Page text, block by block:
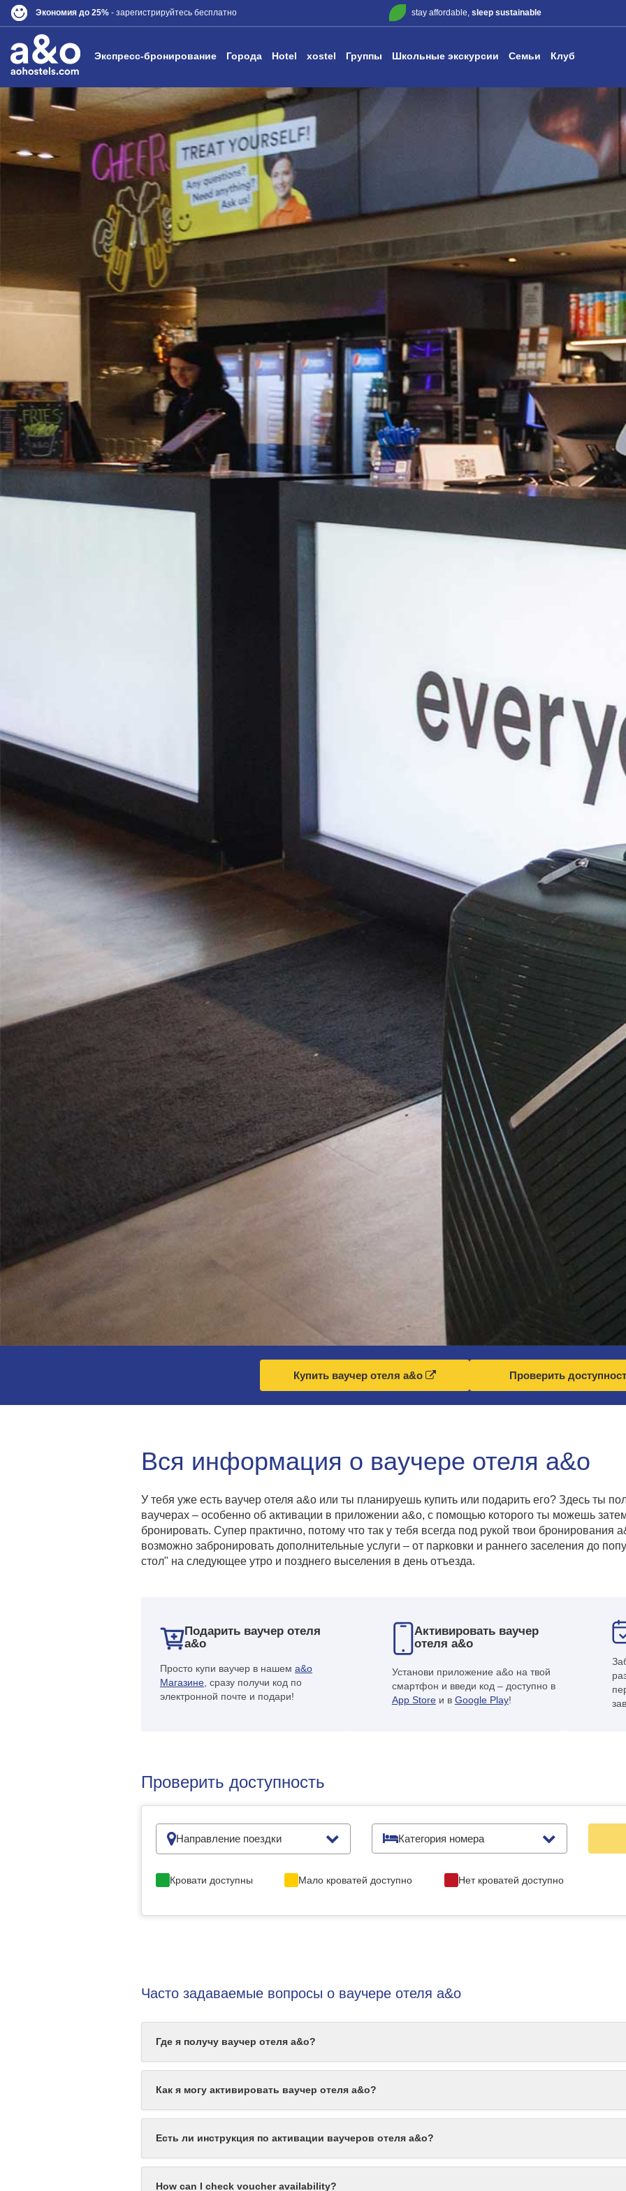
Экономия до 25% - зарегистрируйтесь бесплатно stay affordable, sleep sustainable
Экспресс-бронирование Города Hotel xostel Группы Школьные экскурсии Семьи Клуб
Купить ваучер отеля a&o Проверить
Вся информация о ваучере отеля a&o
У тебя уже есть ваучер отеля a&o или ты планируешь купить или подарить его? Здесь ты
ваучерах – особенно об активации в приложении a&o, с помощью которого ты можешь
бронировать. Супер практично, потому что так у тебя всегда под рукой твои бронирования
возможно забронировать дополнительные услуги – от парковки и раннего заселения до
стол" на следующее утро и позднего выселения в день отъезда.
Подарить ваучер отеля
a&o
Просто купи ваучер в нашем a&o
Магазине , сразу получи код по
электронной почте и подари!
Активировать ваучер
отеля a&o
Установи приложение a&o на твой
смартфон и введи код – доступно в
App Storeи в Google Play!
Проверить доступность
Направление поездки Категория номера
Кровати доступны Мало кроватей доступно Нет кроватей доступно
Часто задаваемые вопросы о ваучере отеля a&o
Где я получу ваучер отеля a&o?
Как я могу активировать ваучер отеля a&o?
Есть ли инструкция по активации ваучеров отеля a&o?
How can I check voucher availability?